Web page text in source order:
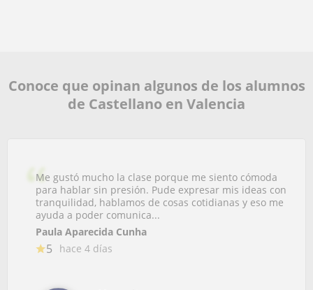
Conoce que opinan algunos de los alumnos
de Castellano en Valencia
Me gustó mucho la clase porque me siento cómoda
para hablar sin presión. Pude expresar mis ideas con
tranquilidad, hablamos de cosas cotidianas y eso me
ayuda a poder comunica...
Paula Aparecida Cunha
5 hace 4 días